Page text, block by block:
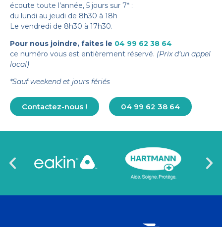
écoute toute l’année, 5 jours sur 7* :
du lundi au jeudi de 8h30 à 18h
Le vendredi de 8h30 à 17h30.
Pour nous joindre, faites le 04 99 62 38 64
ce numéro vous est entièrement réservé. (Prix d’un appel
local)
*Sauf weekend et jours fériés
Contactez-nous ! 04 99 62 38 64